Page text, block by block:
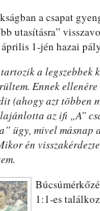
a csapat
utasításra”
április 1-jén hazai
a legszebbek
Ennek ellenére
(ahogy azt többen
az ifi „A”
ügy, mivel
én
1:1-es